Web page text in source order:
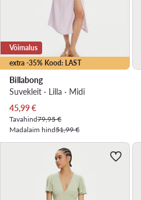
extra -35% Kood: LAST
Võimalus
Billabong
Suvekleit · Lilla · Midi
Praegune hind
45,99€
Tavahind79,95 €
Madalaim hind51,99 €